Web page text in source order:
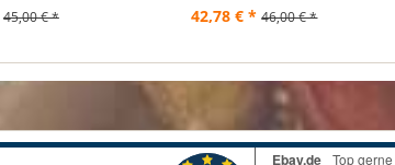
45,00 € * 42,78 € * 46,00 € *